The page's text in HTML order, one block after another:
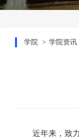
学院 学院资讯
近年来，致